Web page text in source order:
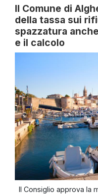
Il Comune di
della tassa sui
spazzatura
e il calcolo
Il Consiglio approva la